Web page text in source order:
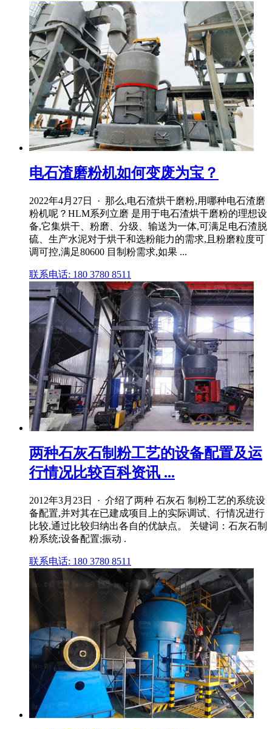
电石渣磨粉机如何变废为宝？
2022年4月27日 · 那么,电石渣烘干磨粉,用哪种电石渣磨
粉机呢？HLM系列立磨 是用于电石渣烘干磨粉的理想设
备,它集烘干、粉磨、分级、输送为一体,可满足电石渣脱
硫、生产水泥对于烘干和选粉能力的需求,且粉磨粒度可
调可控,满足80600 目制粉需求,如果 ...
联系电话: 180 3780 8511
两种石灰石制粉工艺的设备配置及运
行情况比较百科资讯 ...
2012年3月23日 · 介绍了两种 石灰石 制粉工艺的系统设
备配置,并对其在已建成项目上的实际调试、行情况进行
比较,通过比较归纳出各自的优缺点。 关键词：石灰石制
粉系统;设备配置;振动 .
联系电话: 180 3780 8511